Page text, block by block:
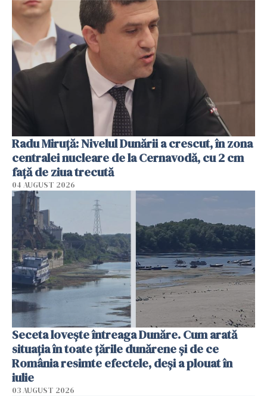
Radu Miruţă: Nivelul Dunării a crescut, în zona
centralei nucleare de la Cernavodă, cu 2 cm
faţă de ziua trecută
04 AUGUST 2026
Seceta lovește întreaga Dunăre. Cum arată
situația în toate țările dunărene și de ce
România resimte efectele, deși a plouat în
iulie
03 AUGUST 2026